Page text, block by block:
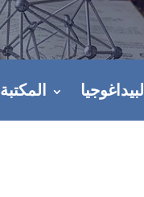
البيداغوجيا المكتبة